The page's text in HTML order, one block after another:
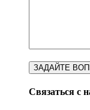
Связаться с